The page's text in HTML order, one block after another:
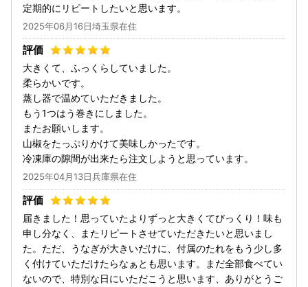
定期的にリピートしたいと思います。
2025年06月16日埼玉県在住
大きくて、ふっくらしていました。
柔らかいです。
蒸し器で温めていただきました。
もう1つはう巻きにしました。
またお願いします。
山椒をたっぷりかけて美味しかったです。
冷凍庫の隙間が出来たら注文しようと思っています。
2025年04月13日兵庫県在住
届きました！思っていたよりずっと大きくてびっくり！味も
申し分なく、またリピートさせていただきたいと思いまし
た。ただ、うなぎが大きいだけに、付属のたれをもう少し多
く付けていただけたらなぁとも思います。まだ全部食べてい
ないので、特別な日にいただこうと思います、ありがとうご